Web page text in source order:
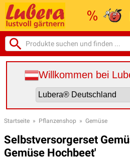
Willkommen bei
Startseite » Pflanzenshop » Gemüse
Selbstversorgerset
Gemüse Hochbeet'